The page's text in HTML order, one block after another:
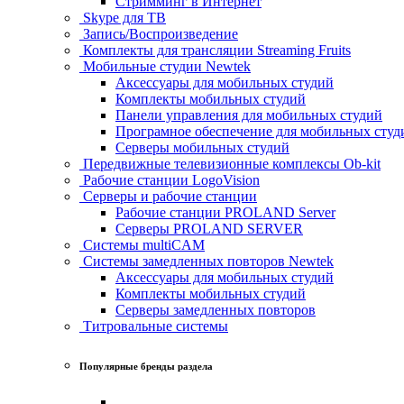
Skype для ТВ
Запись/Воспроизведение
Комплекты для трансляции Streaming Fruits
Мобильные студии Newtek
Аксессуары для мобильных студий
Комплекты мобильных студий
Панели управления для мобильных студий
Програмное обеспечение для мобильных
Серверы мобильных студий
Передвижные телевизионные комплексы Ob-kit
Рабочие станции LogoVision
Серверы и рабочие станции
Рабочие станции PROLAND Server
Серверы PROLAND SERVER
Системы multiCAM
Системы замедленных повторов Newtek
Аксессуары для мобильных студий
Комплекты мобильных студий
Серверы замедленных повторов
Титровальные системы
Популярные бренды раздела